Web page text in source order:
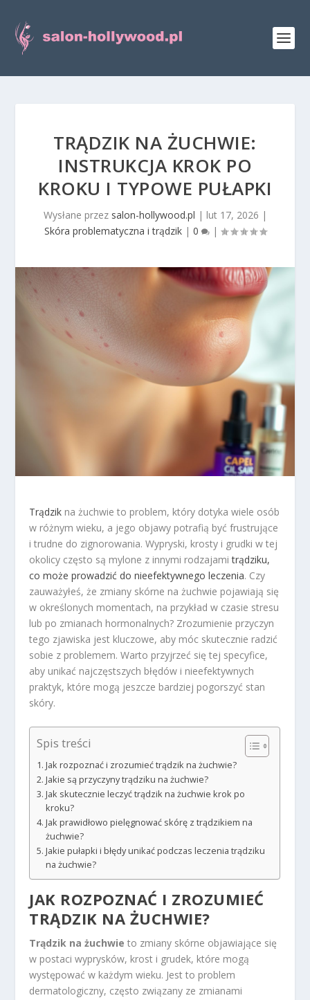
TRĄDZIK NA ŻUCHWIE:
INSTRUKCJA KROK PO
KROKU I TYPOWE PUŁAPKI
Wysłane przez salon-hollywood.pl | lut 17, 2026 |
Skóra problematyczna i trądzik| 0 |
Trądzik na żuchwie to problem, który dotyka wiele osób
w różnym wieku, a jego objawy potrafią być frustrujące
i trudne do zignorowania. Wypryski, krosty i grudki w tej
okolicy często są mylone z innymi rodzajamitrądziku,
co może prowadzić do nieefektywnego leczenia. Czy
zauważyłeś, że zmiany skórne na żuchwie pojawiają się
w określonych momentach, na przykład w czasie stresu
lub po zmianach hormonalnych? Zrozumienie przyczyn
tego zjawiska jest kluczowe, aby móc skutecznie radzić
sobie z problemem. Warto przyjrzeć się tej specyfice,
aby unikać najczęstszych błędów i nieefektywnych
praktyk, które mogą jeszcze bardziej pogorszyć stan
skóry.
Spis treści
Jak rozpoznać i zrozumieć trądzik na żuchwie?
Jakie są przyczyny trądziku na żuchwie?
Jak skutecznie leczyć trądzik na żuchwie krok po
kroku?
Jak prawidłowo pielęgnować skórę z trądzikiem na
żuchwie?
Jakie pułapki i błędy unikać podczas leczenia trądziku
na żuchwie?
JAK ROZPOZNAĆ I ZROZUMIEĆ
TRĄDZIK NA ŻUCHWIE?
Trądzik na żuchwie to zmiany skórne objawiające się
w postaci wyprysków, krost i grudek, które mogą
występować w każdym wieku. Jest to problem
dermatologiczny, często związany ze zmianami